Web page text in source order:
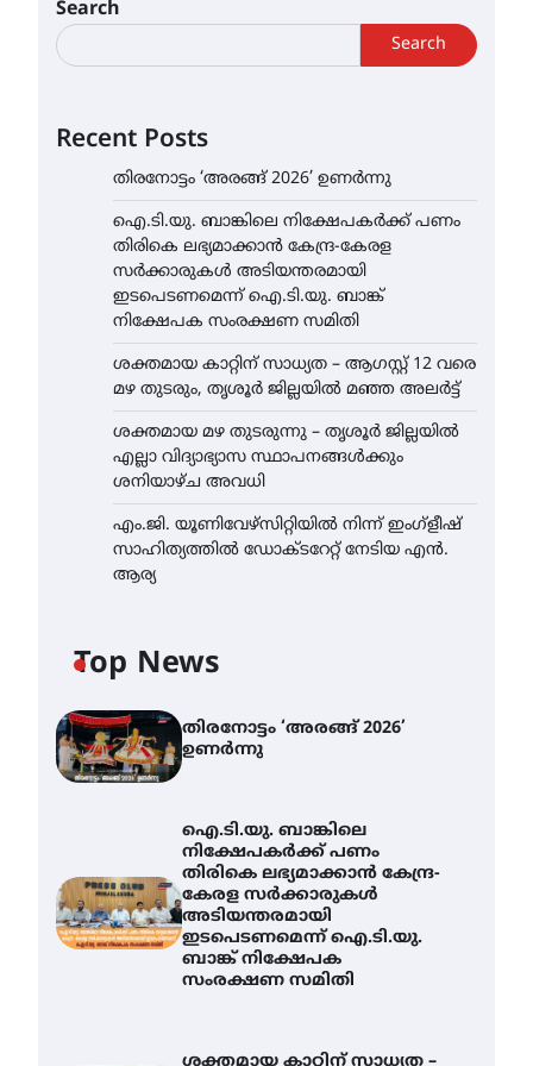
Search
Search
Recent Posts
തിരനോട്ടം ‘അരങ്ങ് 2026’ ഉണർന്നു
ഐ.ടി.യു. ബാങ്കിലെ നിക്ഷേപകർക്ക് പണം
തിരികെ ലഭ്യമാക്കാൻ കേന്ദ്ര-കേരള
സർക്കാരുകൾ അടിയന്തരമായി
ഇടപെടണമെന്ന് ഐ.ടി.യു. ബാങ്ക്
നിക്ഷേപക സംരക്ഷണ സമിതി
ശക്തമായ കാറ്റിന് സാധ്യത – ആഗസ്റ്റ് 12 വരെ
മഴ തുടരും, തൃശൂർ ജില്ലയിൽ മഞ്ഞ അലർട്ട്
ശക്തമായ മഴ തുടരുന്നു – തൃശൂർ ജില്ലയിൽ
എല്ലാ വിദ്യാഭ്യാസ സ്ഥാപനങ്ങൾക്കും
ശനിയാഴ്ച അവധി
എം.ജി. യൂണിവേഴ്‌സിറ്റിയിൽ നിന്ന് ഇംഗ്ളീഷ്
സാഹിത്യത്തിൽ ഡോക്ടറേറ്റ് നേടിയ എൻ.
ആര്യ
Top News
തിരനോട്ടം ‘അരങ്ങ് 2026’
ഉണർന്നു
ഐ.ടി.യു. ബാങ്കിലെ
നിക്ഷേപകർക്ക് പണം
തിരികെ ലഭ്യമാക്കാൻ കേന്ദ്ര-
കേരള സർക്കാരുകൾ
അടിയന്തരമായി
ഇടപെടണമെന്ന് ഐ.ടി.യു.
ബാങ്ക് നിക്ഷേപക
സംരക്ഷണ സമിതി